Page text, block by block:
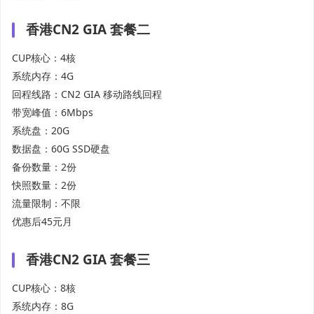
香港CN2 GIA 套餐二
CUP核心：4核
系统内存：4G
回程线路：CN2 GIA 移动路线回程
带宽峰值：6Mbps
系统盘：20G
数据盘：60G SSD硬盘
备份数量：2份
快照数量：2份
流量限制：不限
优惠后45元月
香港CN2 GIA 套餐三
CUP核心：8核
系统内存：8G